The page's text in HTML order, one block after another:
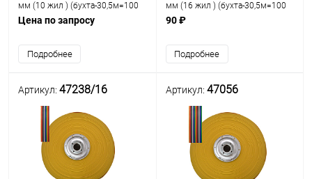
мм (10 жил ) (бухта-30,5м=100
футов) ЦЕНА за 1м (кабель
Цена по запросу
Подробнее
мм (16 жил ) (бухта-30,5м=100
футов) ЦЕНА за 0,5м (кабель
90 ₽
Подробнее
Артикул: 47238/16 Артикул: 47056